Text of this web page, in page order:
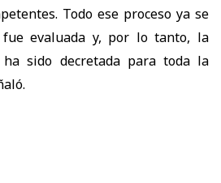
Todo ese proceso ya se
evaluada y, por lo tanto, la
ha sido decretada para toda la